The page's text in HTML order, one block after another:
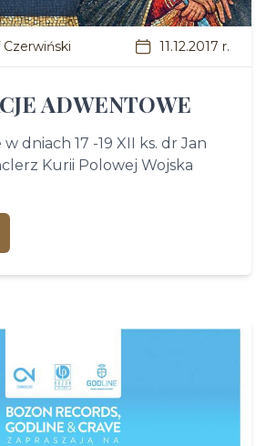
11.12.2017 r.
ADWENTOWE
dniach 17 -19 XII ks. dr Jan
Kurii Polowej Wojska